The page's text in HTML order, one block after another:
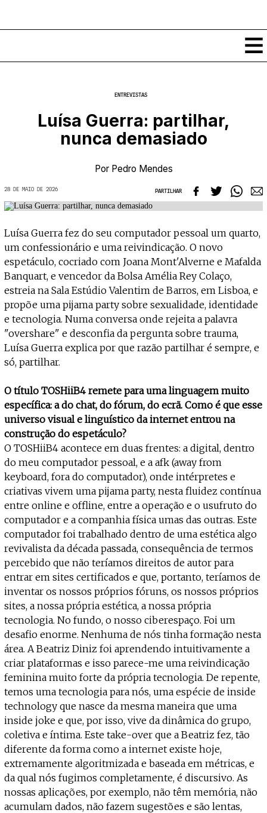
Classificados
Ver todos
Por Localidade
Locais
Mapa
Submeter Eventos
COFFEELABS
Cursos Curtos
Formadores
Links úteis
Publicações
Sobre
Projecto e Equipa
Estatuto Editorial
Ficha Técnica
Política de privacidade
Contactar
Política de privacidade - App
Coffeelabs Cursos curtos
— apoia o Coffeepaste e ajuda-nos a chegar mais longe. Mantém viva a cultura
Apoiar
ENTREVISTAS
Luísa Guerra: partilhar,
nunca demasiado
Por Pedro Mendes
28 DE MAIO DE 2026 PARTILHAR
Luísa Guerra fez do seu computador pessoal um quarto,
um confessionário e uma reivindicação. O novo
espetáculo, cocriado com Joana Mont'Alverne e Mafalda
Banquart, e vencedor da Bolsa Amélia Rey Colaço,
estreia na Sala Estúdio Valentim de Barros, em Lisboa, e
propõe uma pijama party sobre sexualidade, identidade
e tecnologia. Numa conversa onde rejeita a palavra
"overshare" e desconfia da pergunta sobre trauma,
Luísa Guerra explica por que razão partilhar é sempre, e
só, partilhar.
O título TOSHiiB4 remete para uma linguagem muito
específica: a do chat, do fórum, do ecrã. Como é que esse
universo visual e linguístico da internet entrou na
construção do espetáculo?
O TOSHiiB4 acontece em duas frentes: a digital, dentro
do meu computador pessoal, e a afk (away from
keyboard, fora do computador), onde intérpretes e
criativas vivem uma pijama party, nesta fluidez contínua
entre online e offline, entre a operação e o usufruto do
computador e a companhia física umas das outras. Este
computador foi trabalhado dentro de uma estética algo
revivalista da década passada, consequência de termos
percebido que não teríamos direitos de autor para
entrar em sites certificados e que, portanto, teríamos de
inventar os nossos próprios fóruns, os nossos próprios
sites, a nossa própria estética, a nossa própria
tecnologia. No fundo, o nosso ciberespaço. Foi um
desafio enorme. Nenhuma de nós tinha formação nesta
área. A Beatriz Diniz foi aprendendo intuitivamente a
criar plataformas e isso parece-me uma reivindicação
feminina muito forte da própria tecnologia. De repente,
temos uma tecnologia para nós, uma espécie de inside
technology que nasce da mesma maneira que uma
inside joke e que, por isso, vive da dinâmica do grupo,
coletiva e íntima. Este take-over que a Beatriz fez, tão
diferente da forma como a internet existe hoje,
extremamente algoritmizada e baseada em métricas, e
da qual nós fugimos completamente, é discursivo. As
nossas aplicações, por exemplo, não têm memória, não
acumulam dados, não fazem sugestões e são lentas,